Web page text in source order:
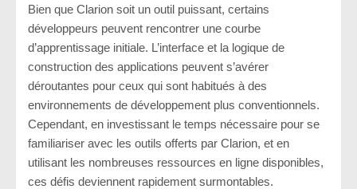
Bien que Clarion soit un outil puissant, certains
développeurs peuvent rencontrer une courbe
d’apprentissage initiale. L’interface et la logique de
construction des applications peuvent s’avérer
déroutantes pour ceux qui sont habitués à des
environnements de développement plus conventionnels.
Cependant, en investissant le temps nécessaire pour se
familiariser avec les outils offerts par Clarion, et en
utilisant les nombreuses ressources en ligne disponibles,
ces défis deviennent rapidement surmontables.